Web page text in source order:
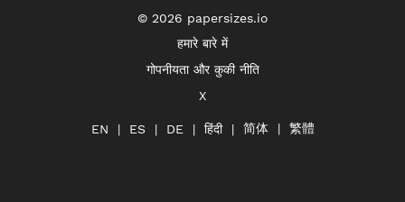
© 2026 papersizes.io
हमारे बारे में
गोपनीयता और कुकी नीति
X
EN ES DE हिंदी 简体 繁體